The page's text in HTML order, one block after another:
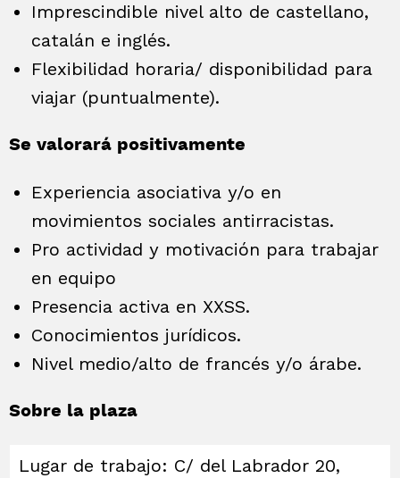
Imprescindible nivel alto de castellano,
catalán e inglés.
Flexibilidad horaria/ disponibilidad para
viajar (puntualmente).
Se valorará positivamente
Experiencia asociativa y/o en
movimientos sociales antirracistas.
Pro actividad y motivación para trabajar
en equipo
Presencia activa en XXSS.
Conocimientos jurídicos.
Nivel medio/alto de francés y/o árabe.
Sobre la plaza
Lugar de trabajo: C/ del Labrador 20,